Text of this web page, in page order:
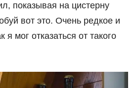
показывая на цистерну
вот это. Очень редкое и
я мог отказаться от такого